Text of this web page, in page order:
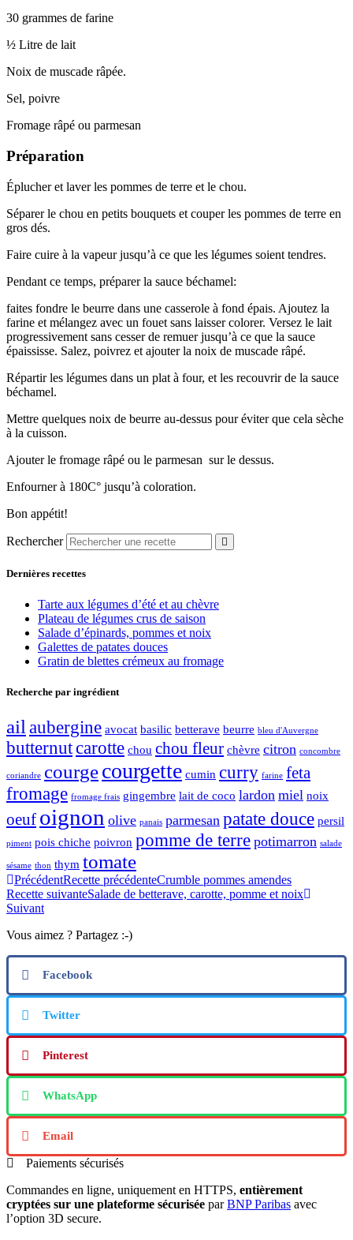
30 grammes de farine
½ Litre de lait
Noix de muscade râpée.
Sel, poivre
Fromage râpé ou parmesan
Préparation
Éplucher et laver les pommes de terre et le chou.
Séparer le chou en petits bouquets et couper les pommes de terre en
gros dés.
Faire cuire à la vapeur jusqu’à ce que les légumes soient tendres.
Pendant ce temps, préparer la sauce béchamel:
faites fondre le beurre dans une casserole à fond épais. Ajoutez la
farine et mélangez avec un fouet sans laisser colorer. Versez le lait
progressivement sans cesser de remuer jusqu’à ce que la sauce
épaississe. Salez, poivrez et ajouter la noix de muscade râpé.
Répartir les légumes dans un plat à four, et les recouvrir de la sauce
béchamel.
Mettre quelques noix de beurre au-dessus pour éviter que cela sèche
à la cuisson.
Ajouter le fromage râpé ou le parmesan sur le dessus.
Enfourner à 180C° jusqu’à coloration.
Bon appétit!
Rechercher
Dernières recettes
Tarte aux légumes d’été et au chèvre
Plateau de légumes crus de saison
Salade d’épinards, pommes et noix
Galettes de patates douces
Gratin de blettes crémeux au fromage
Recherche par ingrédient
ail aubergine avocat basilic betterave beurre bleu d'Auvergne
butternutcarotte chou chou fleur chèvre citron concombre
coriandre courgecourgette cumin curry farine feta
fromage fromage frais gingembre lait de coco lardon miel noix
oeuf oignon olive panais parmesan patate douce persil
piment pois chiche poivron pomme de terre potimarron salade
sésame thon thym tomate
PrécédentRecette précédenteCrumble pommes amendes
Recette suivanteSalade de betterave, carotte, pomme et noix
Suivant
Vous aimez ? Partagez :-)
Facebook
Twitter
Pinterest
WhatsApp
Email
Paiements sécurisés
Commandes en ligne, uniquement en HTTPS, entièrement
cryptées sur une plateforme sécurisée parBNP Paribas avec
l’option 3D secure.